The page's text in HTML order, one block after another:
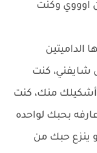
اوووي وكنت
الداميتين
شايفني، كنت
منك، كنت
بحبك لواحده
ينزع حبك من